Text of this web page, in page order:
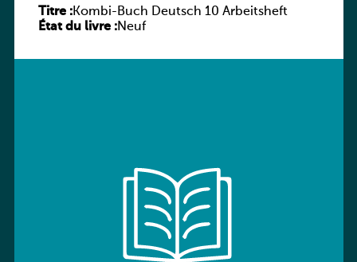
Titre :Kombi-Buch Deutsch 10 Arbeitsheft
État du livre :Neuf